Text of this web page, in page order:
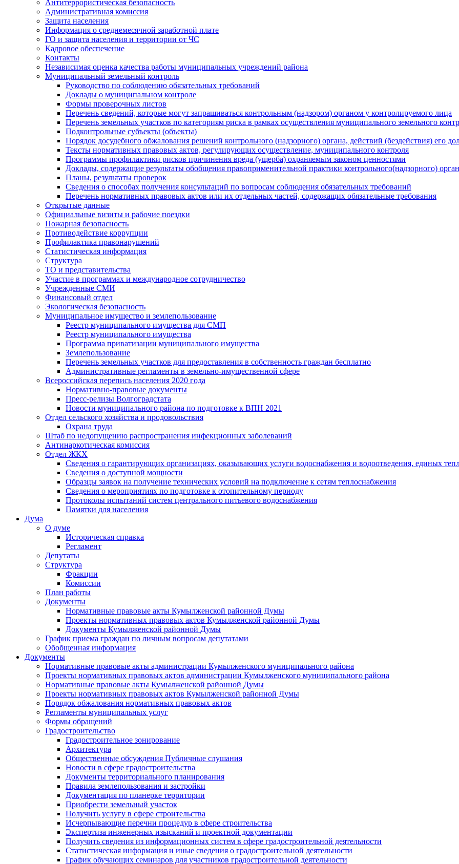
Антитеррористическая безопасность
Административная комиссия
Защита населения
Информация о среднемесячной заработной плате
ГО и защита населения и территории от ЧС
Кадровое обеспечение
Контакты
Независимая оценка качества работы муниципальных учреждений района
Муниципальный земельный контроль
Руководство по соблюдению обязательных требований
Доклады о муниципальном контроле
Формы проверочных листов
Перечень сведений, которые могут запрашиваться контрольным (надзором) органом у контролируемого лица
Перечень земельных участков по категориям риска в рамках осуществления муниципального земельного
Подконтрольные субъекты (объекты)
Порядок досудебного обжалования решений контрольного (надзорного) органа, действий (бездействия) его
Тексты нормативных правовых актов, регулирующих осуществление, муниципального контроля
Программы профилактики рисков причинения вреда (ущерба) охраняемым законом ценностями
Доклады, содержащие результаты обобщения правоприменительной практики контрольного(надзорного)
Планы, результаты проверок
Сведения о способах получения консультаций по вопросам соблюдения обязательных требований
Перечень нормативных правовых актов или их отдельных частей, содержащих обязательные требования
Открытые данные
Официальные визиты и рабочие поездки
Пожарная безопасность
Противодействие коррупции
Профилактика правонарушений
Статистическая информация
Структура
ТО и представительства
Участие в программах и международное сотрудничество
Учрежденные СМИ
Финансовый отдел
Экологическая безопасность
Муниципальное имущество и землепользование
Реестр муниципального имущества для СМП
Реестр муниципального имущества
Программа приватизации муниципального имущества
Землепользование
Перечень земельных участков для предоставления в собственность граждан бесплатно
Административные регламенты в земельно-имущественной сфере
Всероссийская перепись населения 2020 года
Нормативно-правовые документы
Пресс-релизы Волгоградстата
Новости муниципального района по подготовке к ВПН 2021
Отдел сельского хозяйства и продовольствия
Охрана труда
Штаб по недопущению распространения инфекционных заболеваний
Антинаркотическая комиссия
Отдел ЖКХ
Сведения о гарантирующих организациях, оказывающих услуги водоснабжения и водоотведения, единых
Сведения о доступной мощности
Образцы заявок на получение технических условий на подключение к сетям теплоснабжения
Сведения о мероприятиях по подготовке к отопительному периоду
Протоколы испытаний систем центрального питьевого водоснабжения
Памятки для населения
Дума
О думе
Историческая справка
Регламент
Депутаты
Структура
Фракции
Комиссии
План работы
Документы
Нормативные правовые акты Кумылженской районной Думы
Проекты нормативных правовых актов Кумылженской районной Думы
Документы Кумылженской районной Думы
График приема граждан по личным вопросам депутатами
Обобщенная информация
Документы
Нормативные правовые акты администрации Кумылженского муниципального района
Проекты нормативных правовых актов администрации Кумылженского муниципального района
Нормативные правовые акты Кумылженской районной Думы
Проекты нормативных правовых актов Кумылженской районной Думы
Порядок обжалования нормативных правовых актов
Регламенты муниципальных услуг
Формы обращений
Градостроительство
Градостроительное зонирование
Архитектура
Общественные обсуждения Публичные слушания
Новости в сфере градостроительства
Документы территориального планирования
Правила землепользования и застройки
Документация по планерке территории
Приобрести земельный участок
Получить услугу в сфере строительства
Исчерпывающие перечни процедур в сфере строительства
Экспертиза инженерных изысканий и проектной документации
Получить сведения из информационных систем в сфере градостроительной деятельности
Статистическая информация и иные сведения о градостроительной деятельности
График обучающих семинаров для участников градостроительной деятельности